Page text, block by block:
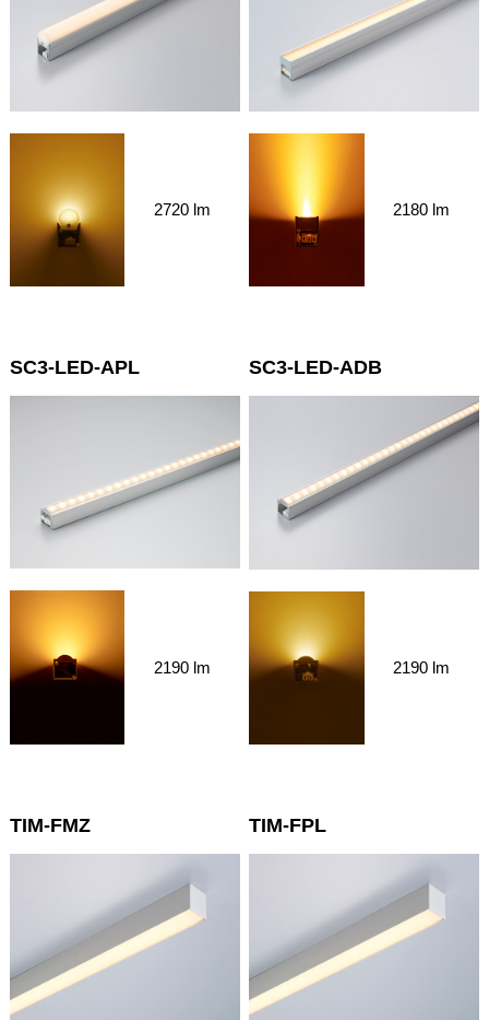
2720 lm 2180 lm
SC3-LED-APL
2190 lm
SC3-LED-ADB
2190 lm
TIM-FMZ TIM-FPL